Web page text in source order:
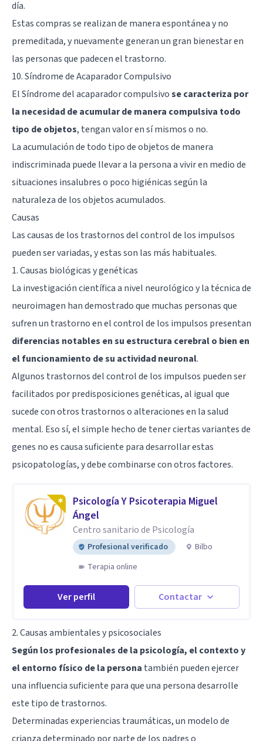
día.
Estas compras se realizan de manera espontánea y no
premeditada, y nuevamente generan un gran bienestar en
las personas que padecen el trastorno.
10. Síndrome de Acaparador Compulsivo
El Síndrome del acaparador compulsivose caracteriza por
la necesidad de acumular de manera compulsiva todo
tipo de objetos, tengan valor en sí mismos o no.
La acumulación de todo tipo de objetos de manera
indiscriminada puede llevar a la persona a vivir en medio de
situaciones insalubres o poco higiénicas según la
naturaleza de los objetos acumulados.
Causas
Las causas de los trastornos del control de los impulsos
pueden ser variadas, y estas son las más habituales.
1. Causas biológicas y genéticas
La investigación científica a nivel neurológico y la técnica de
neuroimagen han demostrado que muchas personas que
sufren un trastorno en el control de los impulsos presentan
diferencias notables en su estructura cerebral o bien en
el funcionamiento de su actividad neuronal.
Algunos trastornos del control de los impulsos pueden ser
facilitados por predisposiciones genéticas, al igual que
sucede con otros trastornos o alteraciones en la salud
mental. Eso sí, el simple hecho de tener ciertas variantes de
genes no es causa suficiente para desarrollar estas
psicopatologías, y debe combinarse con otros factores.
Psicología Y Psicoterapia Miguel
Ángel
Centro sanitario de Psicología
Profesional verificado
Bilbo
Terapia online
Ver perfil Contactar
2. Causas ambientales y psicosociales
Según los profesionales de la psicología, el contexto y
el entorno físico de la persona también pueden ejercer
una influencia suficiente para que una persona desarrolle
este tipo de trastornos.
Determinadas experiencias traumáticas, un modelo de